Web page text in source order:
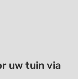
uw tuin via